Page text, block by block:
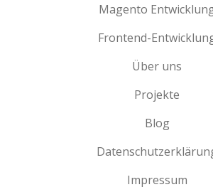
Magento
Frontend-
Über uns
Projekte
Blog
Impressum